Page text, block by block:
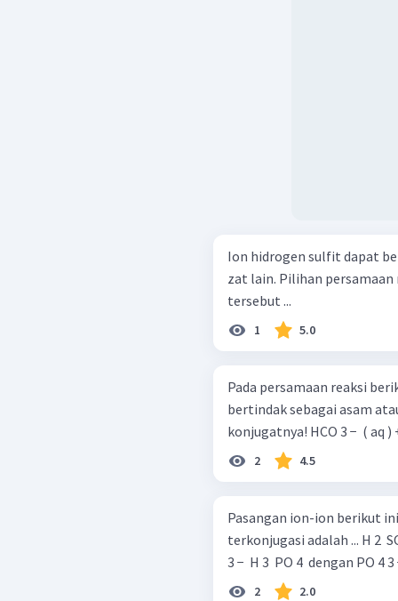
Ion hidrogen sulfit dapat
zat lain. Pilihan
tersebut ...
1 5.0
Pada persamaan reaksi
bertindak sebagai asam
konjugatnya! HCO
2 4.5
Pasangan ion-ion berikut
terkonjugasi adalah ... H 2 ​ SO 4 ​ dengan SO 4 2 − ​ H 2 ​ CO 3 ​ dengan HCO
2 2.0